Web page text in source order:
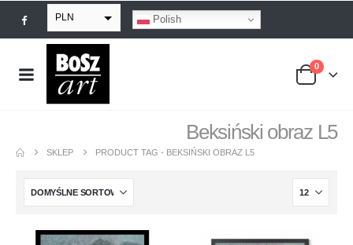
PLN
EUR
USD
Polish
0
Beksiński obraz L5
SKLEP PRODUCT TAG - BEKSIŃSKI OBRAZ L5